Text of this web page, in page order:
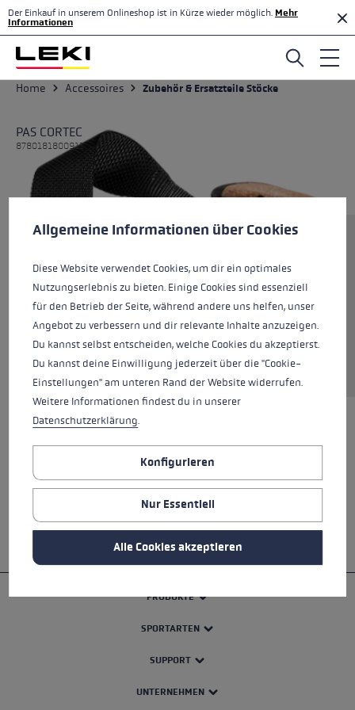
Zum Hauptinhalt springen
Der Einkauf in unserem Onlineshop ist in Kürze wieder möglich. Mehr
Informationen
Home Accessoires Zubehör & Ersatzteile Stöcke
PAS CORTEC
8780181800911
Größe
Farben black-corkoptic
ALLE EIGENSCHAFTEN
SICHERHEITSHINWEISE
PRODUKTE
SPORTARTEN
SUPPORT
UNTERNEHMEN
Cookie-Voreinstellungen
Allgemeine Informationen über Cookies
Diese Website verwendet Cookies, um dir ein optimales
Nutzungserlebnis zu bieten. Einige Cookies sind essenziell
für den Betrieb der Seite, während andere uns helfen, unser
Angebot zu verbessern und dir relevante Inhalte anzuzeigen.
Du kannst selbst entscheiden, welche Cookies du akzeptierst.
Du kannst deine Einwilligung jederzeit über die "Cookie-
Einstellungen" am unteren Rand der Website widerrufen.
Weitere Informationen findest du in unserer
Datenschutzerklärung.
Konfigurieren
Nur Essentiell
Alle Cookies akzeptieren